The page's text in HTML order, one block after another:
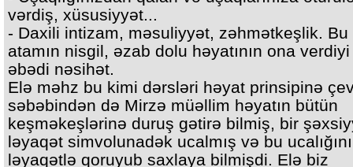
vərdiş, xüsusiyyət...
- Daxili intizam, məsuliyyət, zəhmətkeşlik. Bu
atamın nisgil, əzab dolu həyatının ona
əbədi nəsihət.
Elə məhz bu kimi dərsləri həyat prinsipinə
səbəbindən də Mirzə müəllim həyatın bütün
keşməkeşlərinə duruş gətirə bilmiş, bir
ləyaqət simvolunadək ucalmış və bu
ləyaqətlə qoruyub saxlaya bilmişdi. Elə biz